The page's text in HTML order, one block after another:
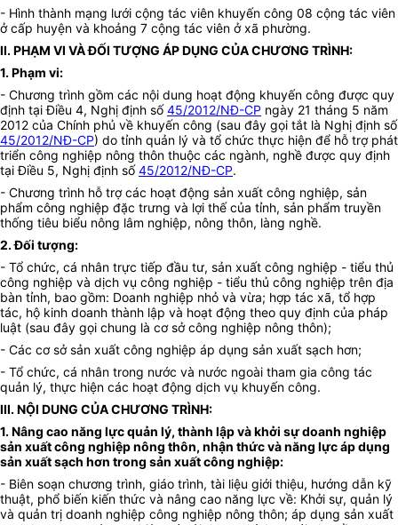
- Hình thành mạng lưới cộng tác viên khuyến công 08 cộng tác viên
ở cấp huyện và khoảng 7 cộng tác viên ở xã phường.
II. PHẠM VI VÀ ĐỐI TƯỢNG ÁP DỤNG CỦA CHƯƠNG TRÌNH:
1. Phạm vi:
- Chương trình gồm các nội dung hoạt động khuyến công được quy
định tại Điều 4, Nghị định số45/2012/NĐ-CP ngày 21 tháng 5 năm
2012 của Chính phủ về khuyến công (sau đây gọi tắt là Nghị định số
45/2012/NĐ-CP) do tỉnh quản lý và tổ chức thực hiện để hỗ trợ phát
triển công nghiệp nông thôn thuộc các ngành, nghề được quy định
tại Điều 5, Nghị định số45/2012/NĐ-CP.
- Chương trình hỗ trợ các hoạt động sản xuất công nghiệp, sản
phẩm công nghiệp đặc trưng và lợi thế của tỉnh, sản phẩm truyền
thống tiêu biểu nông lâm nghiệp, nông thôn, làng nghề.
2. Đối tượng:
- Tổ chức, cá nhân trực tiếp đầu tư, sản xuất công nghiệp - tiểu thủ
công nghiệp và dịch vụ công nghiệp - tiểu thủ công nghiệp trên địa
bàn tỉnh, bao gồm: Doanh nghiệp nhỏ và vừa; hợp tác xã, tổ hợp
tác, hộ kinh doanh thành lập và hoạt động theo quy định của pháp
luật (sau đây gọi chung là cơ sở công nghiệp nông thôn);
- Các cơ sở sản xuất công nghiệp áp dụng sản xuất sạch hơn;
- Tổ chức, cá nhân trong nước và nước ngoài tham gia công tác
quản lý, thực hiện các hoạt động dịch vụ khuyến công.
III. NỘI DUNG CỦA CHƯƠNG TRÌNH:
1. Nâng cao năng lực quản lý, thành lập và khởi sự doanh nghiệp
sản xuất công nghiệp nông thôn, nhận thức và năng lực áp dụng
sản xuất sạch hơn trong sản xuất công nghiệp:
- Biên soạn chương trình, giáo trình, tài liệu giới thiệu, hướng dẫn kỹ
thuật, phổ biến kiến thức và nâng cao năng lực về: Khởi sự, quản lý
và quản trị doanh nghiệp công nghiệp nông thôn; áp dụng sản xuất